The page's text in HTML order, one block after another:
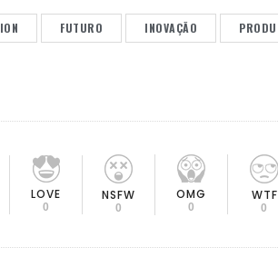
FUTURO INOVAÇÃO
LOVE
0
NSFW
0
OMG
0
WTF
0